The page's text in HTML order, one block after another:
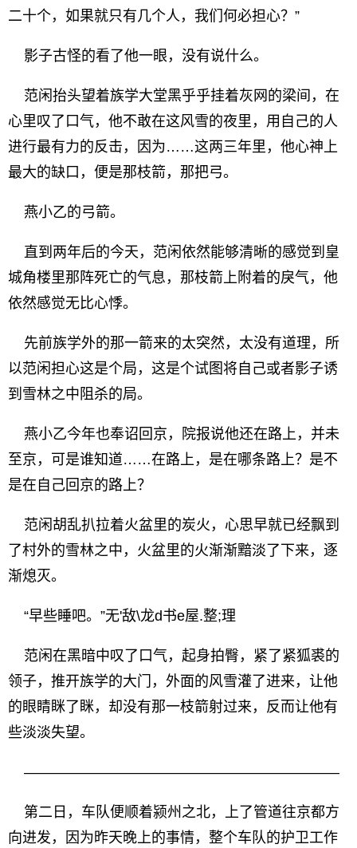
二十个，如果就只有几个人，我们何必担心？”
影子古怪的看了他一眼，没有说什么。
范闲抬头望着族学大堂黑乎乎挂着灰网的梁间，在
心里叹了口气，他不敢在这风雪的夜里，用自己的人
进行最有力的反击，因为……这两三年里，他心神上
最大的缺口，便是那枝箭，那把弓。
燕小乙的弓箭。
直到两年后的今天，范闲依然能够清晰的感觉到皇
城角楼里那阵死亡的气息，那枝箭上附着的戾气，他
依然感觉无比心悸。
先前族学外的那一箭来的太突然，太没有道理，所
以范闲担心这是个局，这是个试图将自己或者影子诱
到雪林之中阻杀的局。
燕小乙今年也奉诏回京，院报说他还在路上，并未
至京，可是谁知道……在路上，是在哪条路上？是不
是在自己回京的路上？
范闲胡乱扒拉着火盆里的炭火，心思早就已经飘到
了村外的雪林之中，火盆里的火渐渐黯淡了下来，逐
渐熄灭。
“早些睡吧。”无'敌\龙d书e屋.整;理
范闲在黑暗中叹了口气，起身拍臀，紧了紧狐裘的
领子，推开族学的大门，外面的风雪灌了进来，让他
的眼睛眯了眯，却没有那一枝箭射过来，反而让他有
些淡淡失望。
——————————————————————
第二日，车队便顺着颍州之北，上了管道往京都方
向进发，因为昨天晚上的事情，整个车队的护卫工作